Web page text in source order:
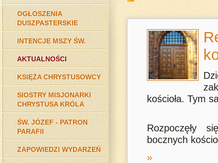
OGŁOSZENIA
DUSZPASTERSKIE
INTENCJE MSZY ŚW.
AKTUALNOŚCI
KSIĘŻA CHRYSTUSOWCY
SIOSTRY MISJONARKI
CHRYSTUSA KRÓLA
ŚW. JÓZEF - PATRON
PARAFII
ZAPOWIEDZI WYDARZEŃ
kościoła. Tym
Rozpoczęły
bocznych
»